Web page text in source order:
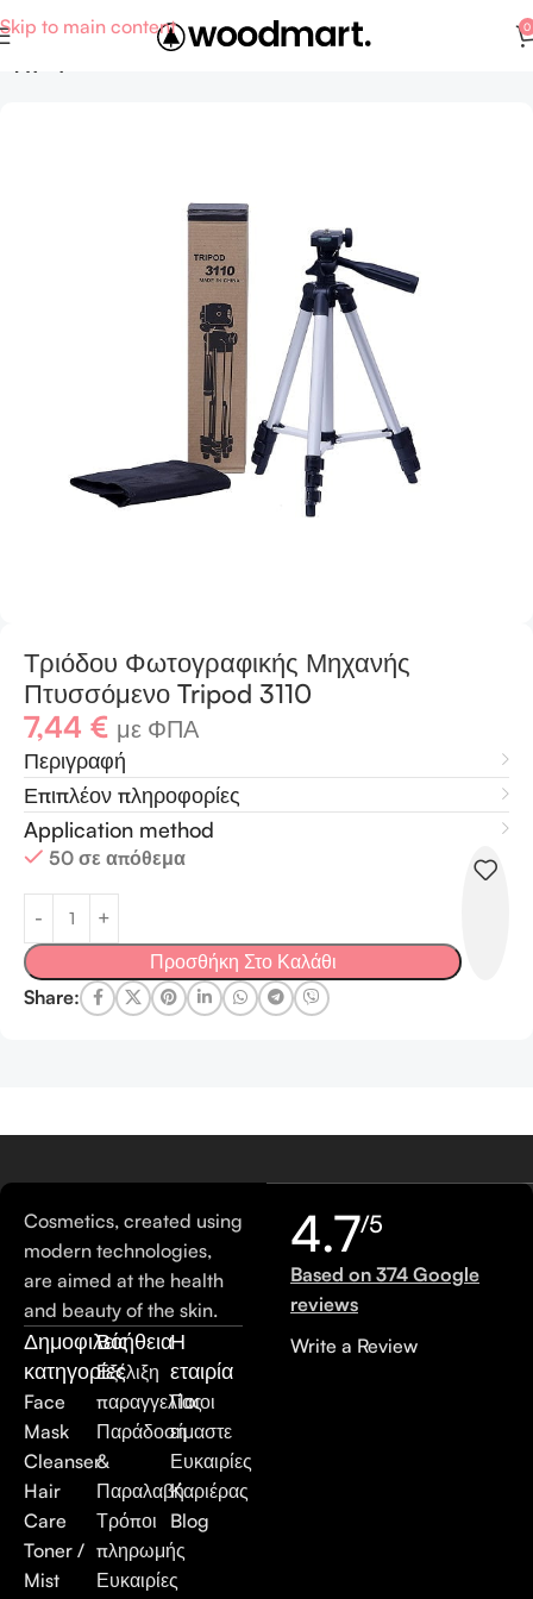
Skip to main content 0
Τριόδου Φωτογραφικής Μηχανής
Πτυσσόμενο Tripod 3110
7,44 € με ΦΠΑ
Περιγραφή
Επιπλέον πληροφορίες
Application method
50 σε απόθεμα
Προσθήκη Στο Καλάθι
Share:
Cosmetics, created using
modern technologies,
are aimed at the health
and beauty of the skin.
Δημοφιλείς
κατηγορίες
Face
Mask
Cleanser
Hair
Care
Toner /
Mist
Βοήθεια
Εξέλιξη
παραγγελίας
Παράδοση
&
Παραλαβή
Τρόποι
πληρωμής
Ευκαιρίες
Η
εταιρία
Ποιοι
είμαστε
Ευκαιρίες
Καριέρας
Blog
4.7/5
Based on 374 Google
reviews
Write a Review